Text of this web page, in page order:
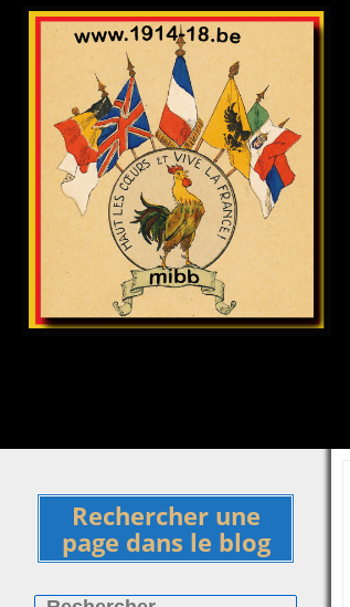
Rechercher une
page dans le blog